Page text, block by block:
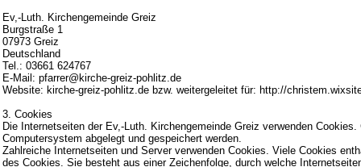
Ev,-Luth. Kirchengemeinde Greiz
Burgstraße 1
07973 Greiz
Deutschland
Tel.: 03661 624767
E-Mail: pfarrer@kirche-greiz-pohlitz.de
Website: kirche-greiz-pohlitz.de bzw. weitergeleitet für: http://
3. Cookies
Die Internetseiten der Ev,-Luth. Kirchengemeinde Greiz verwenden
Computersystem abgelegt und gespeichert werden.
Zahlreiche Internetseiten und Server verwenden Cookies. Viele Cookies
des Cookies. Sie besteht aus einer Zeichenfolge, durch welche